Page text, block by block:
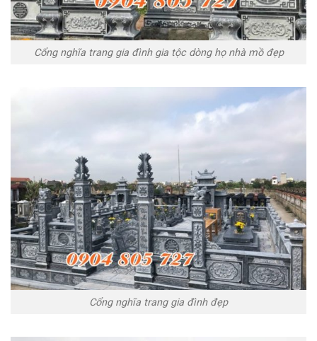
Cổng nghĩa trang gia đình gia tộc dòng họ nhà mồ đẹp
Cổng nghĩa trang gia đình đẹp